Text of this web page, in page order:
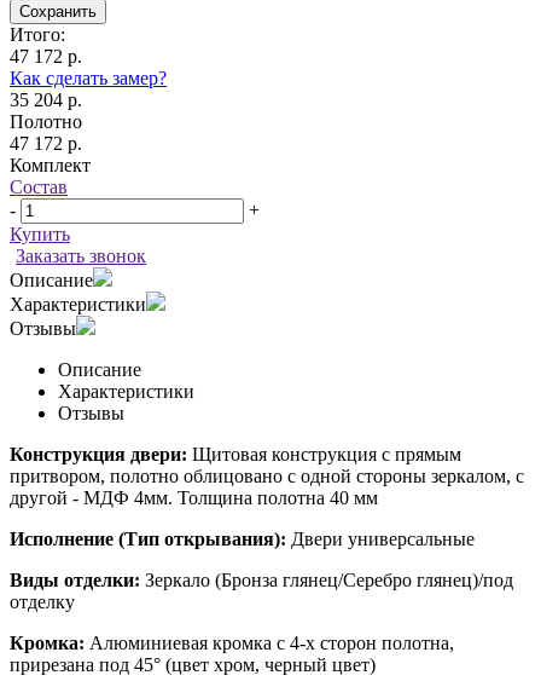
Сохранить
Итого:
47 172 р.
Как сделать замер?
35 204 р.
Полотно
47 172 р.
Комплект
Состав
-
+
Купить
Заказать звонок
Описание
Характеристики
Отзывы
Описание
Характеристики
Отзывы
Конструкция двери: Щитовая конструкция с прямым
притвором, полотно облицовано с одной стороны зеркалом, с
другой - МДФ 4мм. Толщина полотна 40 мм
Исполнение (Тип открывания): Двери универсальные
Виды отделки: Зеркало (Бронза глянец/Серебро глянец)/под
отделку
Кромка: Алюминиевая кромка с 4-х сторон полотна,
прирезана под 45° (цвет хром, черный цвет)